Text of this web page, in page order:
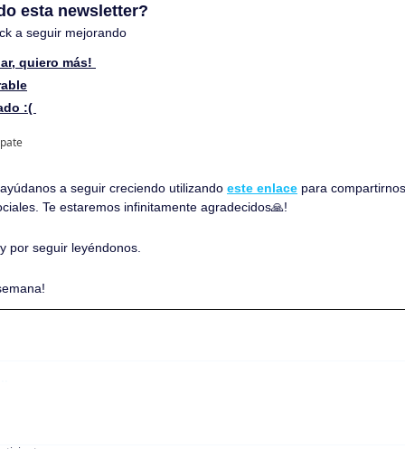
esta newsletter?
a seguir mejorando
quiero más!
:(
a seguir creciendo utilizando este enlace para
Te estaremos infinitamente agradecidos🙏!
por seguir leyéndonos.